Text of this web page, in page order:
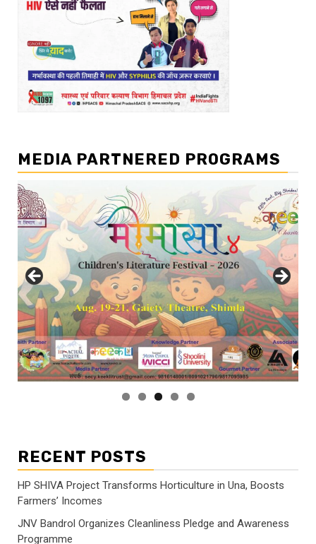
MEDIA PARTNERED PROGRAMS
RECENT POSTS
HP SHIVA Project Transforms Horticulture in Una, Boosts
Farmers’ Incomes
JNV Bandrol Organizes Cleanliness Pledge and Awareness
Programme